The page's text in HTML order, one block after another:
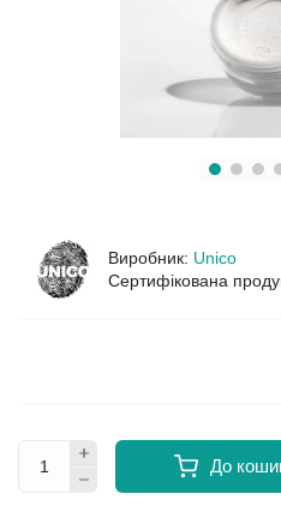
Виробник: Unico
Сертифікована
До